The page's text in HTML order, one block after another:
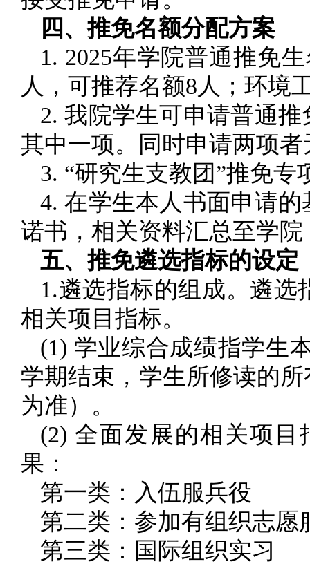
四、推免名额分配方案
1. 2025年学院普通推免
人，可推荐名额8人；环境
2. 我院学生可申请普通
其中一项。同时申请两项者
3. “研究生支教团”推免
4. 在学生本人书面申请
诺书，相关资料汇总至学
五、推免遴选指标的设定
1.遴选指标的组成。遴
相关项目指标。
(1) 学业综合成绩指学生
学期结束，学生所修读的
为准）。
(2) 全面发展的相关项
果：
第一类：入伍服兵役
第二类：参加有组织志愿
第三类：国际组织实习